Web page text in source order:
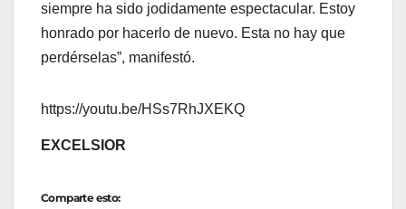
siempre ha sido jodidamente espectacular. Estoy
honrado por hacerlo de nuevo. Esta no hay que
perdérselas”, manifestó.
https://youtu.be/HSs7RhJXEKQ
EXCELSIOR
Comparte esto: